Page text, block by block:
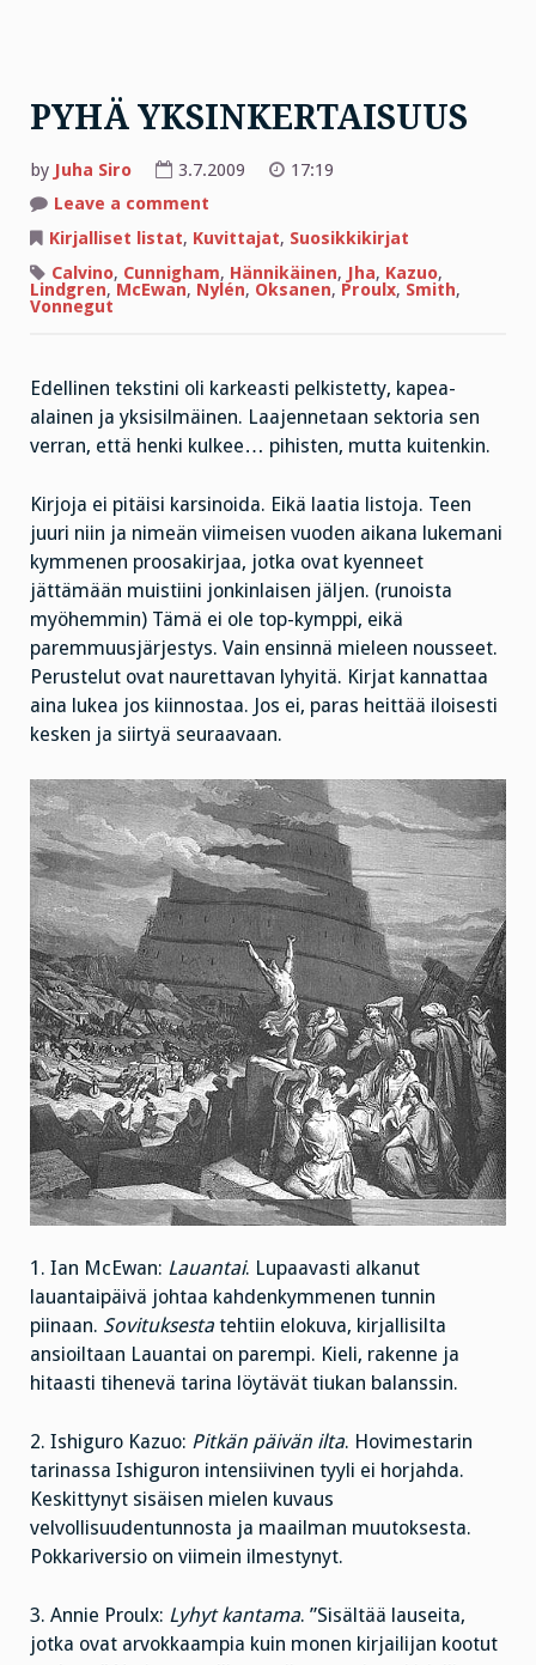
PYHÄ YKSINKERTAISUUS
by Juha Siro 3.7.2009
17:19
Leave a comment
YKSINKERTAISUUS
Kirjalliset listat, Kuvittajat, Suosikkikirjat
Calvino, Cunnigham, Hännikäinen, Jha, Kazuo,
Lindgren, McEwan, Nylén, Oksanen, Proulx, Smith,
Vonnegut
Edellinen tekstini oli karkeasti pelkistetty, kapea-
alainen ja yksisilmäinen. Laajennetaan sektoria sen
verran, että henki kulkee… pihisten, mutta kuitenkin.
Kirjoja ei pitäisi karsinoida. Eikä laatia listoja. Teen
juuri niin ja nimeän viimeisen vuoden aikana lukemani
kymmenen proosakirjaa, jotka ovat kyenneet
jättämään muistiini jonkinlaisen jäljen. (runoista
myöhemmin) Tämä ei ole top-kymppi, eikä
paremmuusjärjestys. Vain ensinnä mieleen nousseet.
Perustelut ovat naurettavan lyhyitä. Kirjat kannattaa
aina lukea jos kiinnostaa. Jos ei, paras heittää iloisesti
kesken ja siirtyä seuraavaan.
1. Ian McEwan: Lauantai. Lupaavasti alkanut
lauantaipäivä johtaa kahdenkymmenen tunnin
piinaan. Sovituksesta tehtiin elokuva, kirjallisilta
ansioiltaan Lauantai on parempi. Kieli, rakenne ja
hitaasti tihenevä tarina löytävät tiukan balanssin.
2. Ishiguro Kazuo: Pitkän päivän ilta. Hovimestarin
tarinassa Ishiguron intensiivinen tyyli ei horjahda.
Keskittynyt sisäisen mielen kuvaus
velvollisuudentunnosta ja maailman muutoksesta.
Pokkariversio on viimein ilmestynyt.
3. Annie Proulx: Lyhyt kantama. ”Sisältää lauseita,
jotka ovat arvokkaampia kuin monen kirjailijan kootut